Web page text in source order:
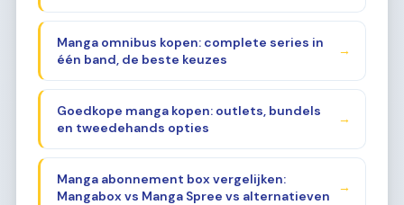
Manga omnibus kopen: complete series in
één band, de beste keuzes
→
Goedkope manga kopen: outlets, bundels
en tweedehands opties
→
Manga abonnement box vergelijken:
Mangabox vs Manga Spree vs alternatieven
→